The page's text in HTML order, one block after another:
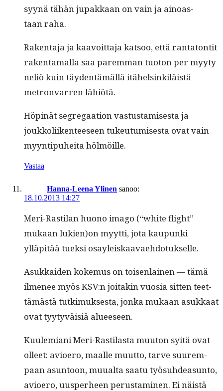
syynä tähän jupakkaan on vain ja ain­oas­
taan raha.
Rak­en­ta­ja ja kaavoit­ta­ja kat­soo, että ranta­ton­tit
rak­en­ta­mal­la saa parem­man tuo­ton per myy­ty
neliö kuin täy­den­tämäl­lä itähelsinkiläistä
metron­va­r­ren lähiötä.
Höpinät seg­re­gaa­tion vas­tus­tamis­es­ta ja
joukkoli­iken­teeseen tukeu­tu­mis­es­ta ovat vain
myyn­tipuhei­ta hölmöille.
Vastaa
Hanna-Leena Ylinen sanoo:
18.10.2013 14:27
Meri-Rasti­lan huono ima­go (“white flight”
mukaan lukien)on myyt­ti, jota kaupun­ki
ylläpitää tuek­si osayleiskaavaehdotukselle.
Asukkaiden koke­mus on toisen­lainen — tämä
ilme­nee myös KSV:n joitakin vuosia sit­ten teet­
tämästä tutkimuk­ses­ta, jon­ka mukaan asukkaat
ovat tyy­tyväisiä alueeseen.
Kuulemi­ani Meri-Rasti­las­ta muu­ton syitä ovat
olleet: avio­ero, maalle muut­to, tarve suurem­
paan asun­toon, muual­ta saatu työ­suhdea­sun­to,
avio­ero, uus­per­heen perus­t­a­mi­nen. Ei näistä